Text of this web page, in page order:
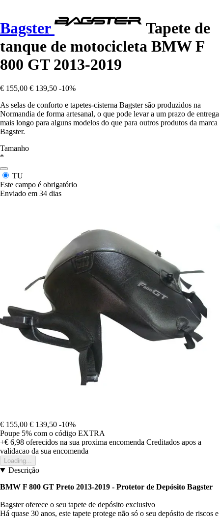
Bagster
Tapete de
tanque de motocicleta BMW F
800 GT 2013-2019
€ 155,00 € 139,50 -10%
As selas de conforto e tapetes-cisterna Bagster são produzidos na
Normandia de forma artesanal, o que pode levar a um prazo de entrega
mais longo para alguns modelos do que para outros produtos da marca
Bagster.
Tamanho
*
TU
Este campo é obrigatório
Enviado em 34 dias
€ 155,00 € 139,50 -10%
Poupe 5% com o código EXTRA
+€ 6,98 oferecidos na sua proxima encomenda Creditados apos a
validacao da sua encomenda
Loading...
Descrição
BMW F 800 GT Preto 2013-2019 - Protetor de Depósito Bagster
Bagster oferece o seu tapete de depósito exclusivo
Há quase 30 anos, este tapete protege não só o seu depósito de riscos e